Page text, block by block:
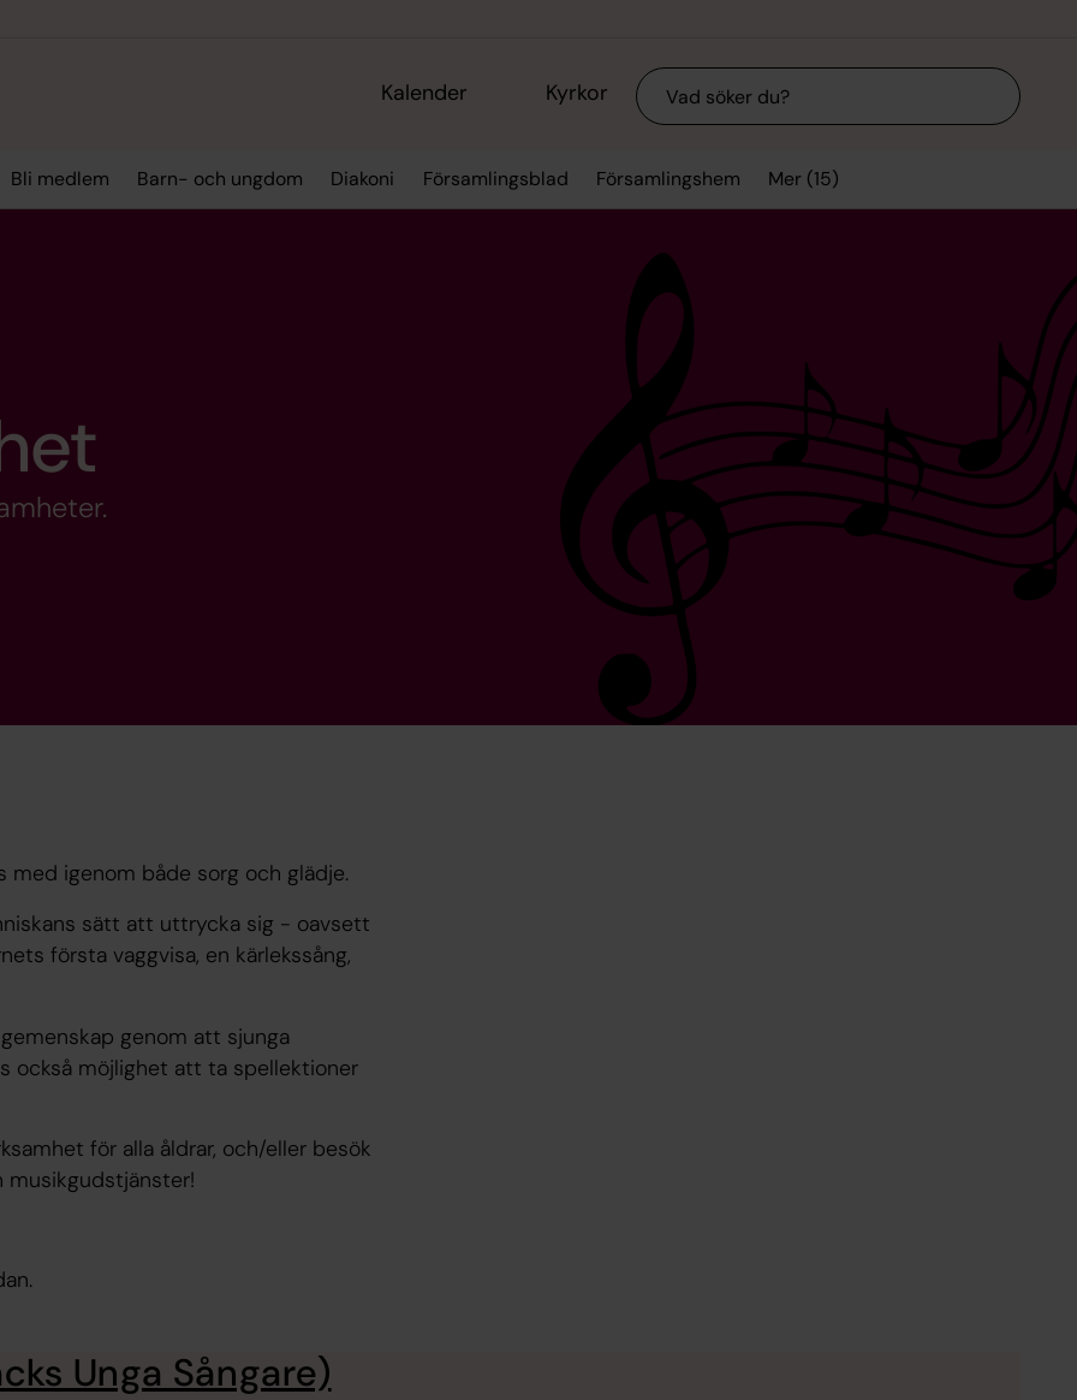
Kalender Kyrkor Sök
Bli medlem Barn- och ungdom Diakoni Församlingsblad Församlingshem Mer (15)
med igenom både sorg och glädje.
sätt att uttrycka sig - oavsett
första vaggvisa, en kärlekssång,
genom att sjunga
också möjlighet att ta spellektioner
för alla åldrar, och/eller besök
musikgudstjänster!
Unga Sångare)